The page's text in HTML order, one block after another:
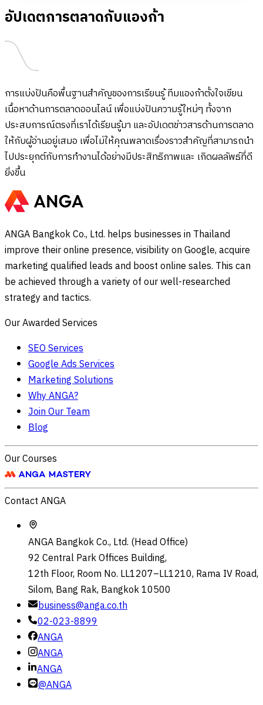
อัปเดตการตลาดกับแองก้า
การแบ่งปันคือพื้นฐานสำคัญของการเรียนรู้ ทีมแองก้าตั้งใจเขียน
เนื้อหาด้านการตลาดออนไลน์ เพื่อแบ่งปันความรู้ใหม่ๆ ทั้งจาก
ประสบการณ์ตรงที่เราได้เรียนรู้มา และอัปเดตข่าวสารด้านการตลาด
ให้กับผู้อ่านอยู่เสมอ เพื่อไม่ให้คุณพลาดเรื่องราวสำคัญที่สามารถนำ
ไปประยุกต์กับการทำงานได้อย่างมีประสิทธิภาพและ เกิดผลลัพธ์ที่ดี
ยิ่งขึ้น
ANGA Bangkok Co., Ltd. helps businesses in Thailand
improve their online presence, visibility on Google, acquire
marketing qualified leads and boost online sales. This can
be achieved through a variety of our well-researched
strategy and tactics.
Our Awarded Services
SEO Services
Google Ads Services
Marketing Solutions
Why ANGA?
Join Our Team
Blog
Our Courses
Contact ANGA
ANGA Bangkok Co., Ltd. (Head Office)
92 Central Park Offices Building,
12th Floor, Room No. LL1207–LL1210, Rama IV Road,
Silom, Bang Rak, Bangkok 10500
business@anga.co.th
02-023-8899
ANGA
ANGA
ANGA
@ANGA